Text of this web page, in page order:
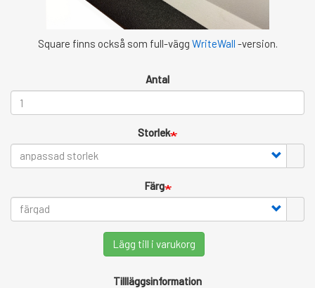
Square finns också som full-vägg WriteWall -version.
Antal
Storlek
Färg
Lägg till i varukorg
Tillläggsinformation